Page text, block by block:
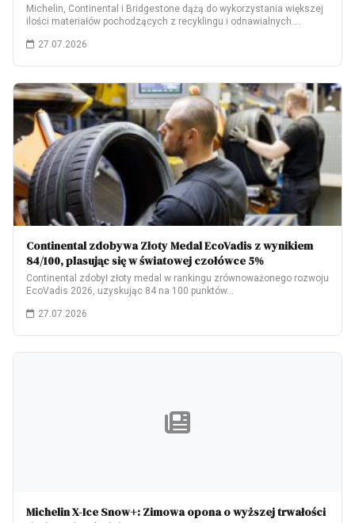
Michelin, Continental i Bridgestone dążą do wykorzystania większej
ilości materiałów pochodzących z recyklingu i odnawialnych.…
27.07.2026
Continental zdobywa Złoty Medal EcoVadis z wynikiem
84/100, plasując się w światowej czołówce 5%
Continental zdobył złoty medal w rankingu zrównoważonego rozwoju
EcoVadis 2026, uzyskując 84 na 100 punktów…
27.07.2026
Michelin X-Ice Snow+: Zimowa opona o wyższej trwałości